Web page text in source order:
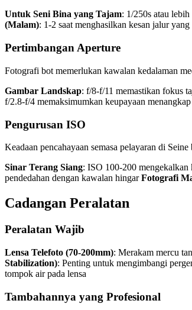
Untuk Seni Bina yang Tajam: 1/250s atau
(Malam): 1-2 saat menghasilkan kesan jalur
Pertimbangan Aperture
Fotografi bot memerlukan kawalan kedalaman
Gambar Landskap: f/8-f/11 memastikan fokus
f/2.8-f/4 memaksimumkan keupayaan
Pengurusan ISO
Keadaan pencahayaan semasa pelayaran di Seine
Sinar Terang Siang: ISO 100-200
pendedahan dengan kawalan hingarFotografi
Cadangan Peralatan
Peralatan Wajib
Lensa Telefoto (70-200mm): Merakam mercu
Stabilization): Penting untuk mengimbangi
tompok air pada lensa
Tambahannya yang Profesional